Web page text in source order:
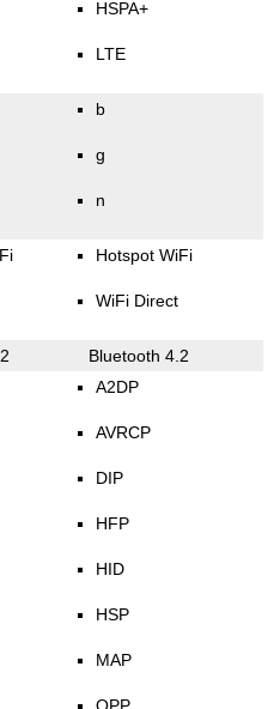
HSPA+
LTE
b
g
n
Hotspot WiFi
WiFi Direct
Bluetooth 4.2
A2DP
AVRCP
DIP
HFP
HID
HSP
MAP